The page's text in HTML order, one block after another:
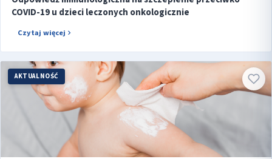
COVID-19 u dzieci leczonych onkologicznie
Czytaj więcej
AKTUALNOŚĆ